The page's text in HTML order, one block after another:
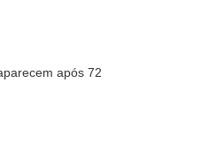
após 72